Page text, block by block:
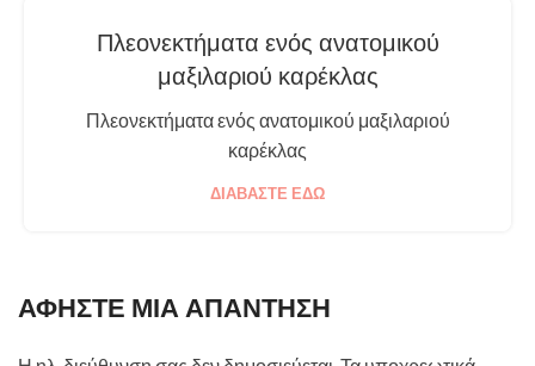
Πλεονεκτήματα ενός ανατομικού
μαξιλαριού καρέκλας
Πλεονεκτήματα ενός ανατομικού μαξιλαριού
καρέκλας
ΔΙΑΒΆΣΤΕ ΕΔΏ
ΑΦΉΣΤΕ ΜΙΑ ΑΠΆΝΤΗΣΗ